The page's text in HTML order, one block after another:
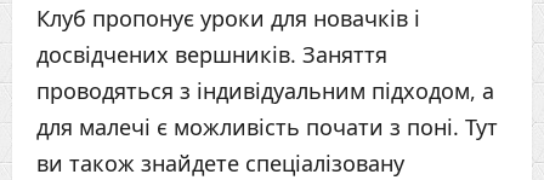
Клуб пропонує уроки для новачків і
досвідчених вершників. Заняття
проводяться з індивідуальним підходом, а
для малечі є можливість почати з поні. Тут
ви також знайдете спеціалізовану